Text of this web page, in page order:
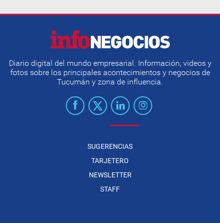
Diario digital del mundo empresarial. Información, videos y
fotos sobre los principales acontecimientos y negocios de
Tucumán y zona de influencia.
SUGERENCIAS
TARJETERO
NEWSLETTER
STAFF